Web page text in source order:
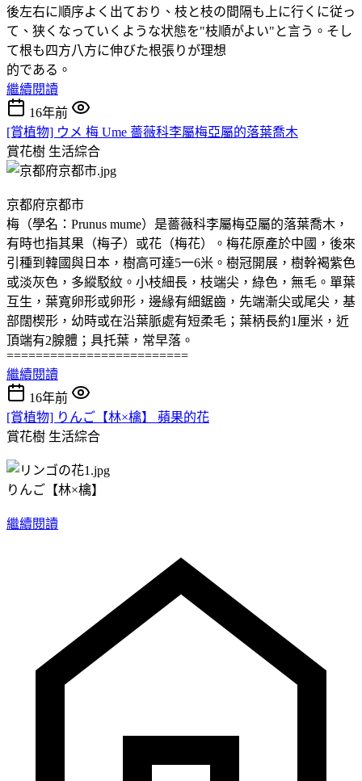
後左右に順序よく出ており、枝と枝の間隔も上に行くに従っ
て、狭くなっていくような状態を"枝順がよい"と言う。そし
て根も四方八方に伸びた根張りが理想
的である。
繼續閱讀
16年前
[賞植物] ウメ 梅 Ume 薔薇科李屬梅亞屬的落葉喬木
賞花樹 生活綜合
京都府京都市
梅（學名：Prunus mume）是薔薇科李屬梅亞屬的落葉喬木，
有時也指其果（梅子）或花（梅花）。梅花原產於中國，後來
引種到韓國與日本，樹高可達5一6米。樹冠開展，樹幹褐紫色
或淡灰色，多縱駁紋。小枝細長，枝端尖，綠色，無毛。單葉
互生，葉寬卵形或卵形，邊緣有細鋸齒，先端漸尖或尾尖，基
部闊楔形，幼時或在沿葉脈處有短柔毛；葉柄長約1厘米，近
頂端有2腺體；具托葉，常早落。
=========================
繼續閱讀
16年前
[賞植物] りんご【林×檎】 蘋果的花
賞花樹 生活綜合
りんご【林×檎】
繼續閱讀